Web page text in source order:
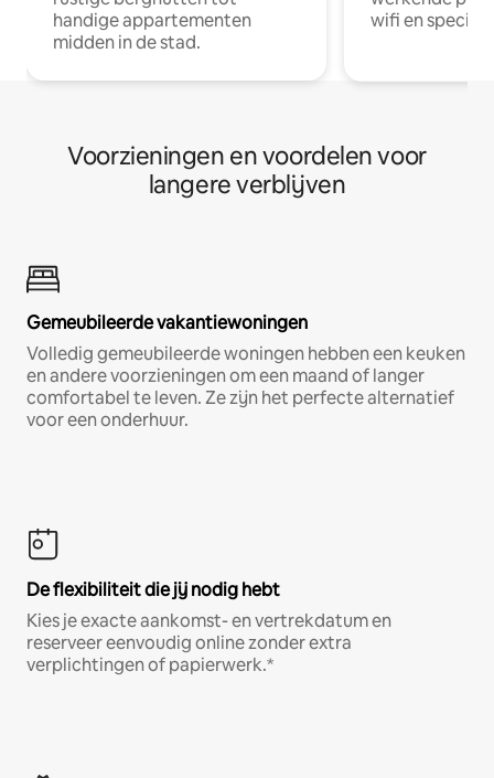
handige appartementen
midden in de stad.
wifi en
Voorzieningen en voordelen voor
langere verblijven
Gemeubileerde vakantiewoningen
Volledig gemeubileerde woningen hebben een keuken
en andere voorzieningen om een maand of langer
comfortabel te leven. Ze zijn het perfecte alternatief
voor een onderhuur.
De flexibiliteit die jij nodig hebt
Kies je exacte aankomst- en vertrekdatum en
reserveer eenvoudig online zonder extra
verplichtingen of papierwerk.*